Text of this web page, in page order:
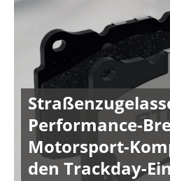
Performance-
Motorsport-
den Trackday-